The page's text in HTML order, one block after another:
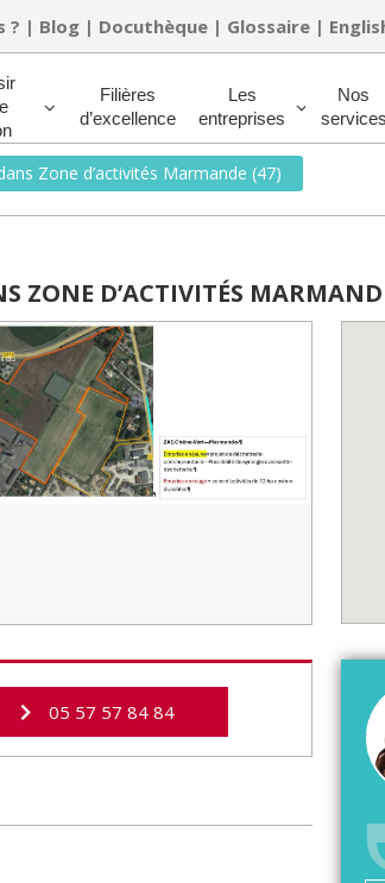
? | Blog | Docuthèque | Glossaire |
Filières
d’excellence
Les
entreprises
Nos
services
Zone d’activités Marmande (47)
ZONE D’ACTIVITÉS
05 57 57 84 84